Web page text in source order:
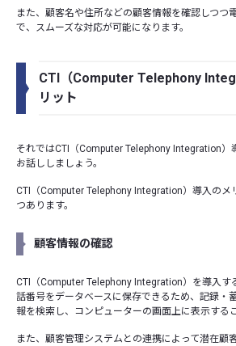
また、顧客名や住所などの顧客情報を確認しつつ
で、スムーズな対応が可能になります。
CTI（Computer Telephony
リット
それではCTI（Computer Telephony Integration）
お話ししましょう。
CTI（Computer Telephony Integration）導入のメ
つあります。
顧客情報の確認
CTI（Computer Telephony Integration）を導入す
話番号をデータベースに保存できるため、記録・
報を検索し、コンピューターの画面上に表示する
また、顧客管理システムとの連携によって潜在顧